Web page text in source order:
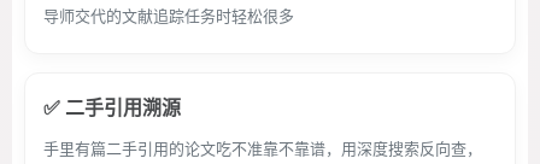
导师交代的文献追踪任务时轻松很多
✅ 二手引用溯源
手里有篇二手引用的论文吃不准靠不靠谱，用深度搜索反向查，